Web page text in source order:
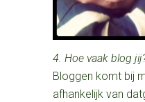
4. Hoe vaak blog
Bloggen komt bij
afhankelijk van